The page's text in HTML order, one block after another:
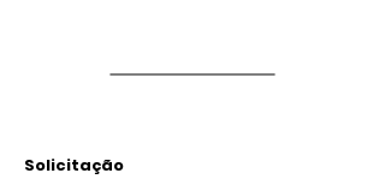
Solicitação